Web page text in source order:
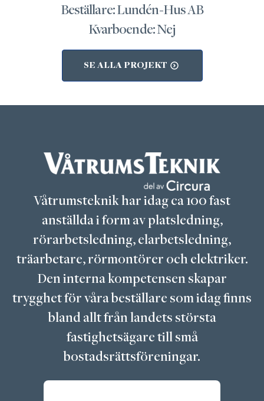
Beställare: Lundén-Hus AB
Kvarboende: Nej
SE ALLA PROJEKT
Våtrumsteknik har idag ca 100 fast
anställda i form av platsledning,
rörarbetsledning, elarbetsledning,
träarbetare, rörmontörer och elektriker.
Den interna kompetensen skapar
trygghet för våra beställare som idag finns
bland allt från landets största
fastighetsägare till små
bostadsrättsföreningar.